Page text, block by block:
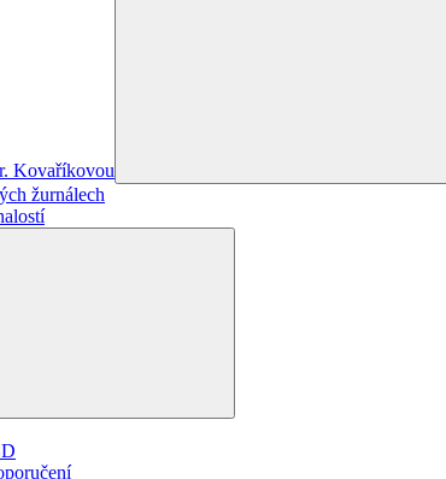
Kovaříkovou
žurnálech